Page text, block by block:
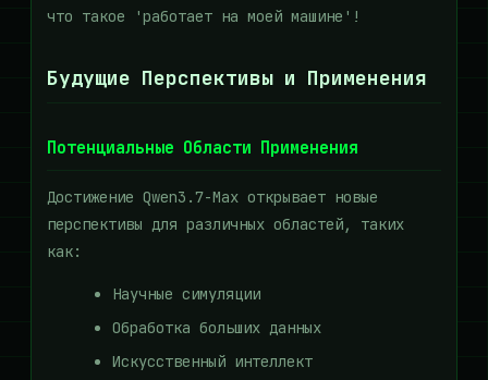
что такое 'работает на моей машине'!
Будущие Перспективы и Применения
Потенциальные Области Применения
Достижение Qwen3.7-Max открывает новые
перспективы для различных областей, таких
как:
Научные симуляции
Обработка больших данных
Искусственный интеллект